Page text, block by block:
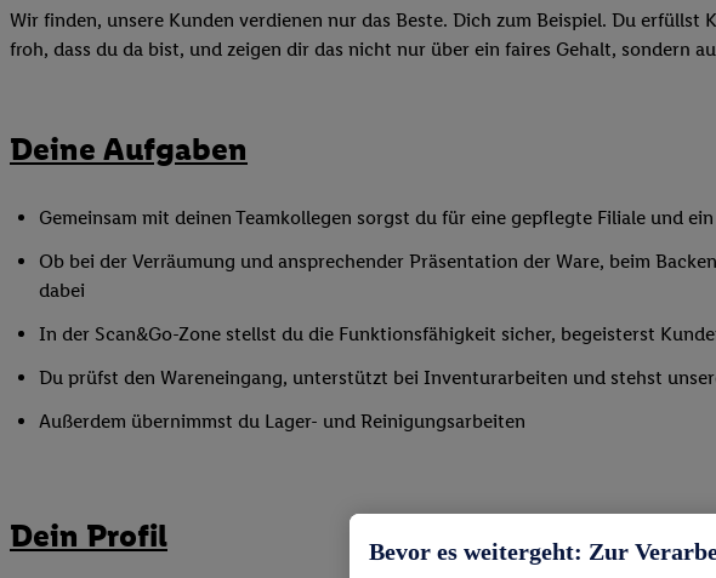
Wir finden, unsere Kunden verdienen nur das Beste. Dich zum Beispiel. Du
froh, dass du da bist, und zeigen dir das nicht nur über ein faires Gehalt, sondern
Deine Aufgaben
Gemeinsam mit deinen Teamkollegen sorgst du für eine gepflegte Filiale und
Ob bei der Verräumung und ansprechender Präsentation der Ware, beim
dabei
In der Scan&Go-Zone stellst du die Funktionsfähigkeit sicher, begeisterst
Du prüfst den Wareneingang, unterstützt bei Inventurarbeiten und stehst
Außerdem übernimmst du Lager- und Reinigungsarbeiten
Dein Profil Bevor es weitergeht: Zur